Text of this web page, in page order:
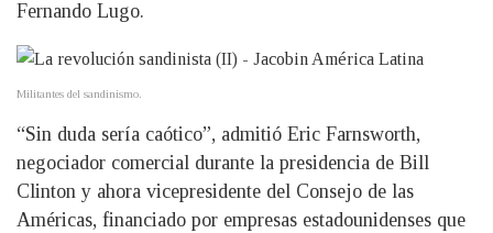
Fernando Lugo.
Militantes del sandinismo.
“Sin duda sería caótico”, admitió Eric Farnsworth,
negociador comercial durante la presidencia de Bill
Clinton y ahora vicepresidente del Consejo de las
Américas, financiado por empresas estadounidenses que